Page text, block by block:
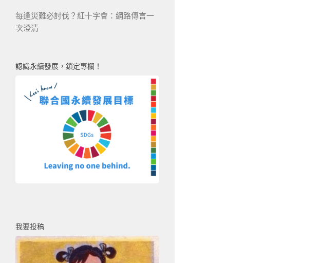
每逢災難必討伐？紅十字會：網路傳言一
次澄清
認識永續發展，鎖定專欄！
我要投稿